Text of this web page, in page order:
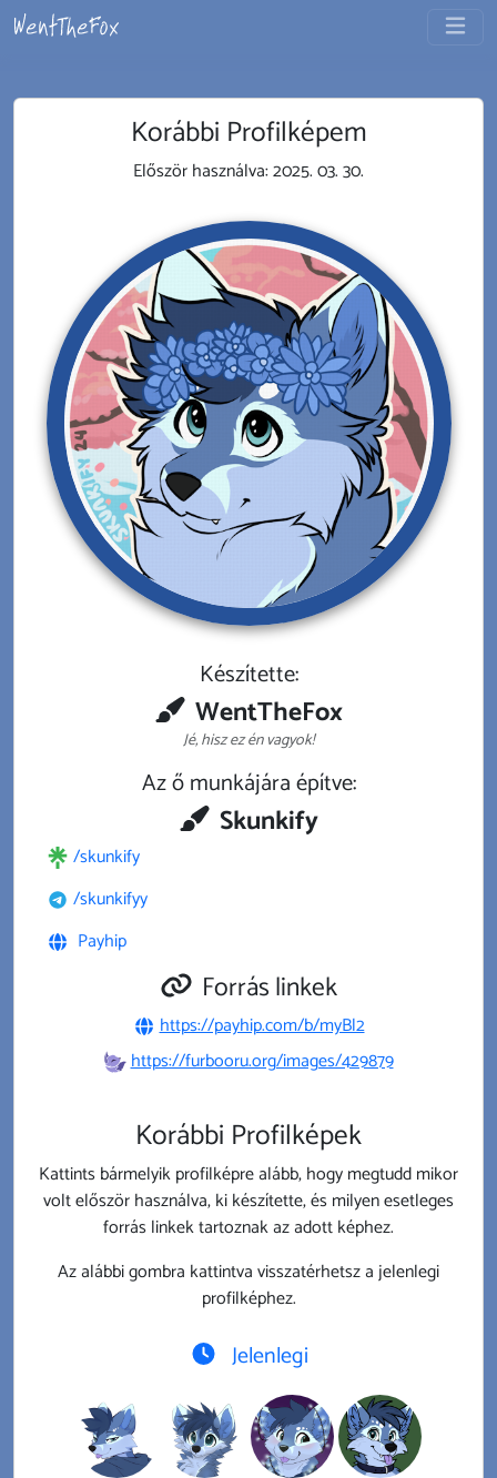
Korábbi Profilképem
Először használva:2025. 03. 30.
Készítette:
WentTheFox
Jé, hisz ez én vagyok!
Az ő munkájára építve:
Skunkify
/skunkify
/skunkifyy
Payhip
Forrás linkek
https://payhip.com/b/myBl2
https://furbooru.org/images/429879
Korábbi Profilképek
Kattints bármelyik profilképre alább, hogy megtudd mikor
volt először használva, ki készítette, és milyen esetleges
forrás linkek tartoznak az adott képhez.
Az alábbi gombra kattintva visszatérhetsz a jelenlegi
profilképhez.
Jelenlegi